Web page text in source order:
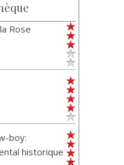
Rose
boy:
historique